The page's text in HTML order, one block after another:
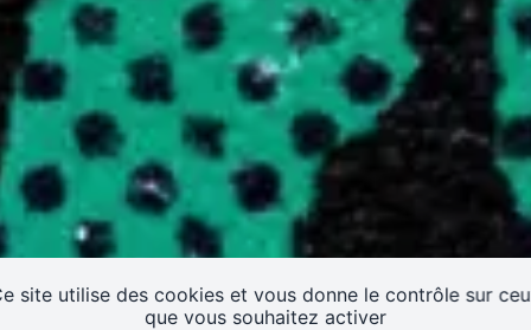
site utilise des cookies et vous donne le contrôle sur
que vous souhaitez activer